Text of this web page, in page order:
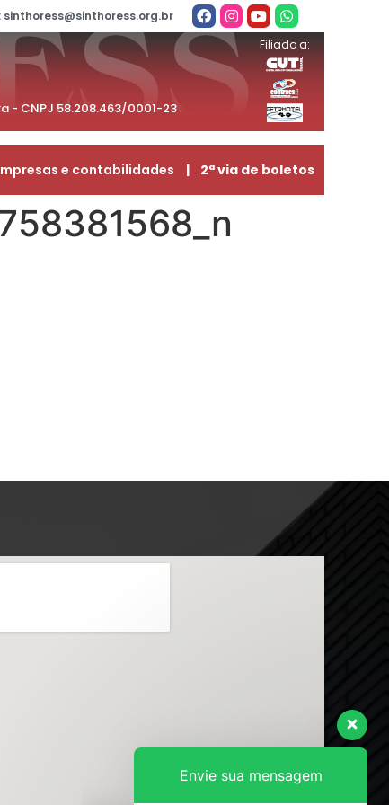
sinthoress@sinthoress.org.br
- CNPJ 58.208.463/0001-23
Filiado a:
e contabilidades | 2ª via de boletos
Olá, como podemos ajudar?